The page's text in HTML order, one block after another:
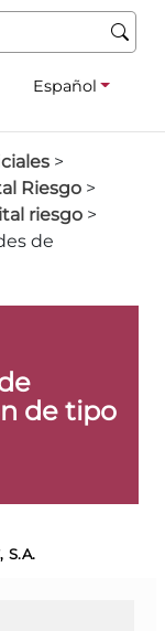
Español
>
Riesgo >
riesgo >
de
de tipo
S.A.